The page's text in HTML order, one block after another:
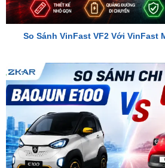
So Sánh VinFast VF2 Với VinFast